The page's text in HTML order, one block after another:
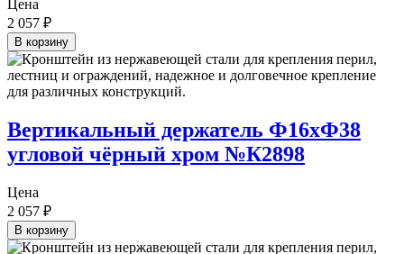
Цена
2 057 ₽
В корзину
Вертикальный держатель Ф16хФ38
угловой чёрный хром №К2898
Цена
2 057 ₽
В корзину